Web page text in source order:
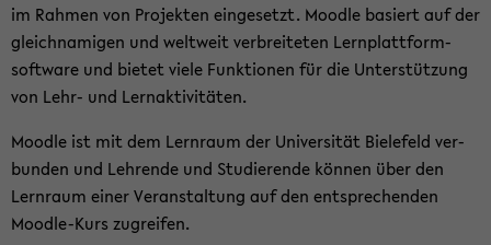
im Rah­men von Pro­jek­ten ein­ge­setzt. Mood­le ba­siert auf der
gleich­na­mi­gen und welt­weit ver­brei­te­ten Lern­platt­form­
soft­ware und bie­tet viele Funk­tio­nen für die Un­ter­stüt­zung
von Lehr- und Lern­ak­ti­vi­tä­ten.
Mood­le ist mit dem Lern­raum der Uni­ver­si­tät Bie­le­feld ver­
bun­den und Leh­ren­de und Stu­die­ren­de kön­nen über den
Lern­raum einer Ver­an­stal­tung auf den ent­spre­chen­den
Moodle-​Kurs zu­grei­fen.